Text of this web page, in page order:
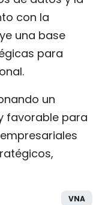
con la
una base
para
un
favorable para
VNA